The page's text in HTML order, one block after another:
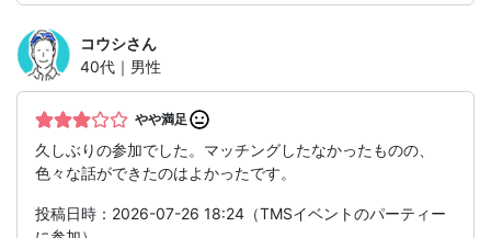
コウシさん
40代｜男性
やや満足
久しぶりの参加でした。マッチングしたなかったものの、
色々な話ができたのはよかったです。
投稿日時：2026-07-26 18:24（TMSイベントのパーティー